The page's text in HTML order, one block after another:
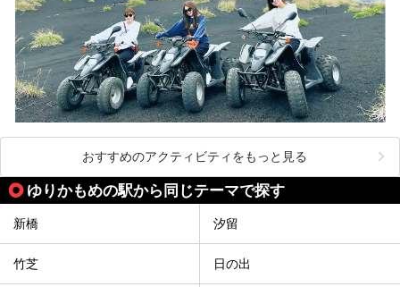
おすすめのアクティビティをもっと見る
ゆりかもめの駅から同じテーマで探す
新橋 汐留
竹芝 日の出